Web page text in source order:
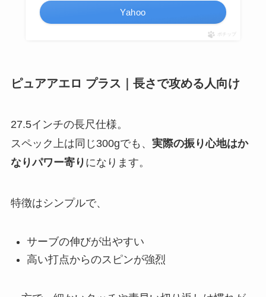
Yahoo
ポチップ
ピュアアエロ プラス｜長さで攻める人向け
27.5インチの長尺仕様。
スペック上は同じ300gでも、 実際の振り心地はか
なりパワー寄り になります。
特徴はシンプルで、
サーブの伸びが出やすい
高い打点からのスピンが強烈